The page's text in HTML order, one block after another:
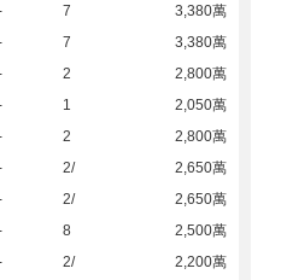
7
3,380萬
7
3,380萬
2
2,800萬
1
2,050萬
2
2,800萬
2/
2,650萬
2/
2,650萬
8
2,500萬
2/
2,200萬